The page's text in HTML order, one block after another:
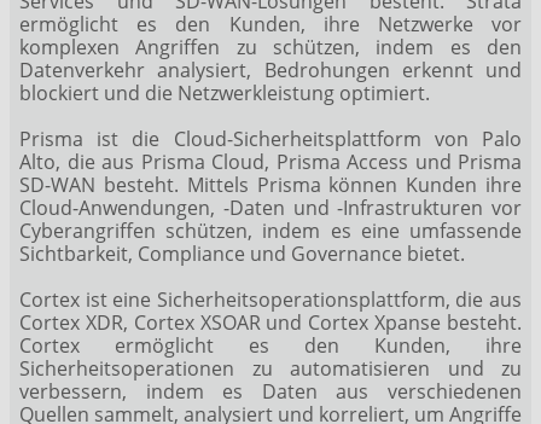
ermöglicht es den Kunden, ihre Netzwerke vor
komplexen Angriffen zu schützen, indem es den
Datenverkehr analysiert, Bedrohungen erkennt und
blockiert und die Netzwerkleistung optimiert.
Prisma ist die Cloud-Sicherheitsplattform von Palo
Alto, die aus Prisma Cloud, Prisma Access und Prisma
SD-WAN besteht. Mittels Prisma können Kunden ihre
Cloud-Anwendungen, -Daten und -Infrastrukturen vor
Cyberangriffen schützen, indem es eine umfassende
Sichtbarkeit, Compliance und Governance bietet.
Cortex ist eine Sicherheitsoperationsplattform, die aus
Cortex XDR, Cortex XSOAR und Cortex Xpanse besteht.
Cortex ermöglicht es den Kunden, ihre
Sicherheitsoperationen zu automatisieren und zu
verbessern, indem es Daten aus verschiedenen
Quellen sammelt, analysiert und korreliert, um Angriffe